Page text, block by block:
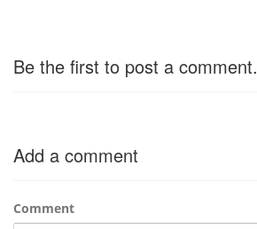
Be the first to post a comment.
Add a comment
Comment